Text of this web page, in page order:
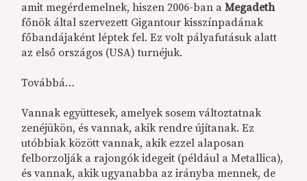
amit megérdemelnek, hiszen 2006-ban aMegadeth
főnök által szervezett Gigantour kisszínpadának
főbandájaként léptek fel. Ez volt pályafutásuk alatt
az első országos (USA) turnéjuk.
Továbbá…
Vannak együttesek, amelyek sosem változtatnak
zenéjükön, és vannak, akik rendre újítanak. Ez
utóbbiak között vannak, akik ezzel alaposan
felborzolják a rajongók idegeit (például a Metallica),
és vannak, akik ugyanabba az irányba mennek, de